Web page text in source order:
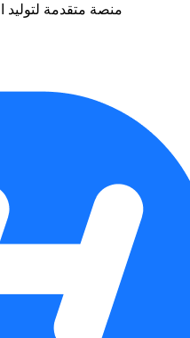
منصة متقدمة لتوليد